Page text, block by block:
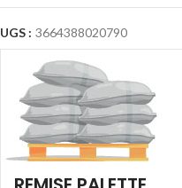
UGS : 3664388020790